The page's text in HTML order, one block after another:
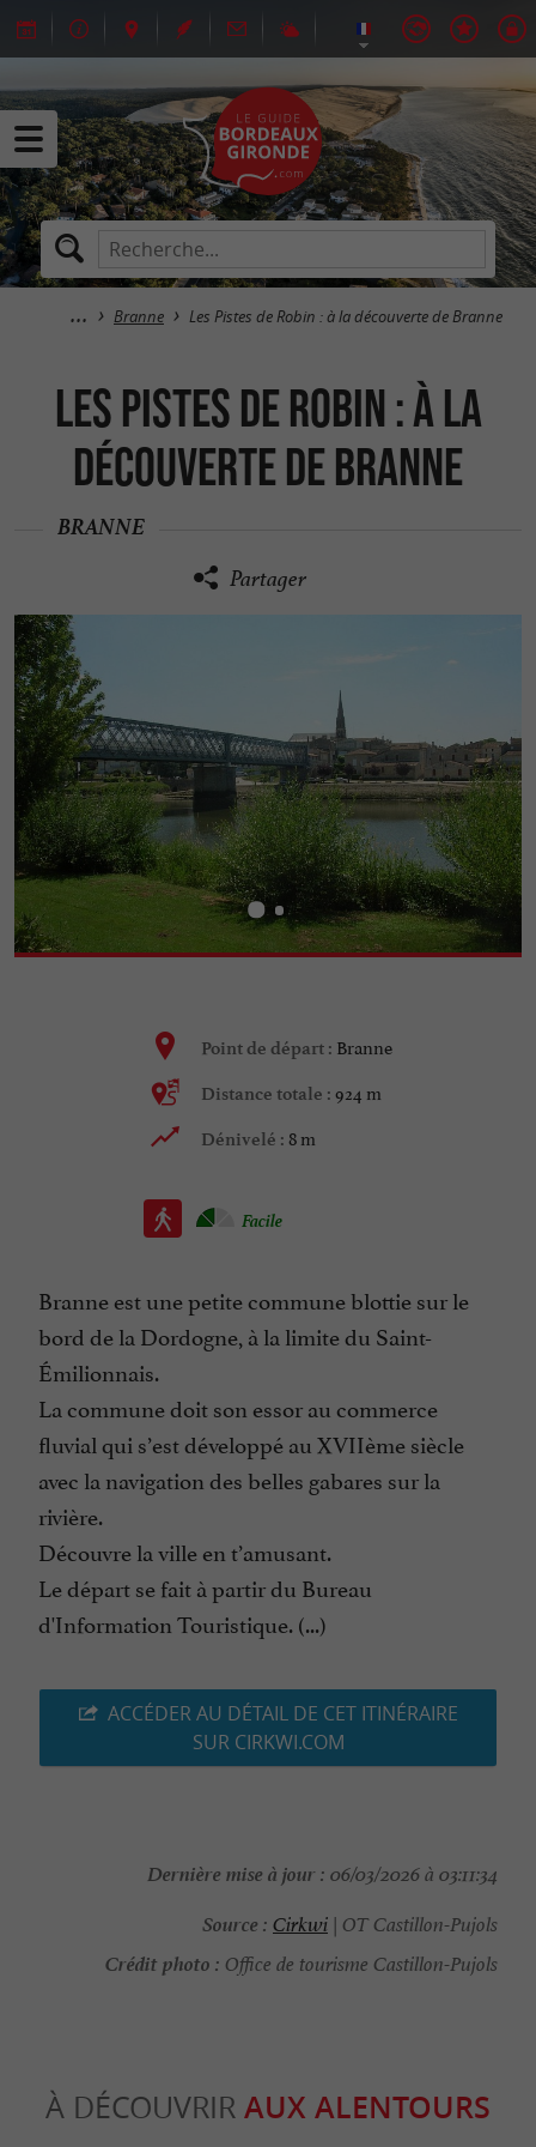
Branne Les Pistes de Robin : à la découverte de Branne
Les Pistes de Robin : à la
découverte de Branne
BRANNE
Partager
Point de départ : Branne
Distance totale : 924 m
Dénivelé : 8 m
Facile
Branne est une petite commune blottie sur le
bord de la Dordogne, à la limite du Saint-
Émilionnais.
La commune doit son essor au commerce
fluvial qui s’est développé au XVIIème siècle
avec la navigation des belles gabares sur la
rivière.
Découvre la ville en t’amusant.
Le départ se fait à partir du Bureau
d'Information Touristique. (...)
ACCÉDER AU DÉTAIL DE CET ITINÉRAIRE
SUR CIRKWI.COM
Dernière mise à jour : 06/03/2026 à 03:11:34
Source : Cirkwi | OT Castillon-Pujols
Crédit photo : Office de tourisme Castillon-Pujols
À DÉCOUVRIR AUX ALENTOURS